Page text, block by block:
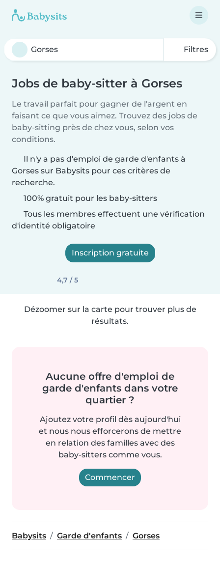
Filtres
Jobs de baby-sitter à Gorses
Le travail parfait pour gagner de l'argent en
faisant ce que vous aimez. Trouvez des jobs de
baby-sitting près de chez vous, selon vos
conditions.
Il n'y a pas d'emploi de garde d'enfants à
Gorses sur Babysits pour ces critères de
recherche.
100% gratuit pour les baby-sitters
Tous les membres effectuent une vérification
d'identité obligatoire
Inscription gratuite
4,7 / 5
Dézoomer sur la carte pour trouver plus de
résultats.
Aucune offre d'emploi de
garde d'enfants dans votre
quartier ?
Ajoutez votre profil dès aujourd'hui
et nous nous efforcerons de mettre
en relation des familles avec des
baby-sitters comme vous.
Commencer
Babysits Garde d'enfants Gorses